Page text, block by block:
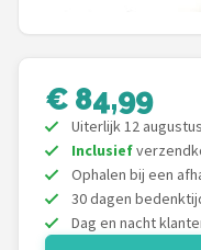
OFYR
Napoleon
Yakiniku
€ 84,99
Uiterlijk 12
Inclusief
Ophalen bij een
30 dagen
Dag en nacht